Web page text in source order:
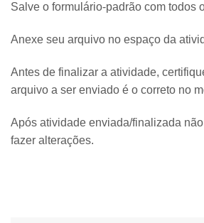
Salve o formulário-padrão com todos
Anexe seu arquivo no espaço da
Antes de finalizar a atividade,
arquivo a ser enviado é o correto no
Após atividade enviada/finalizada
fazer alterações.